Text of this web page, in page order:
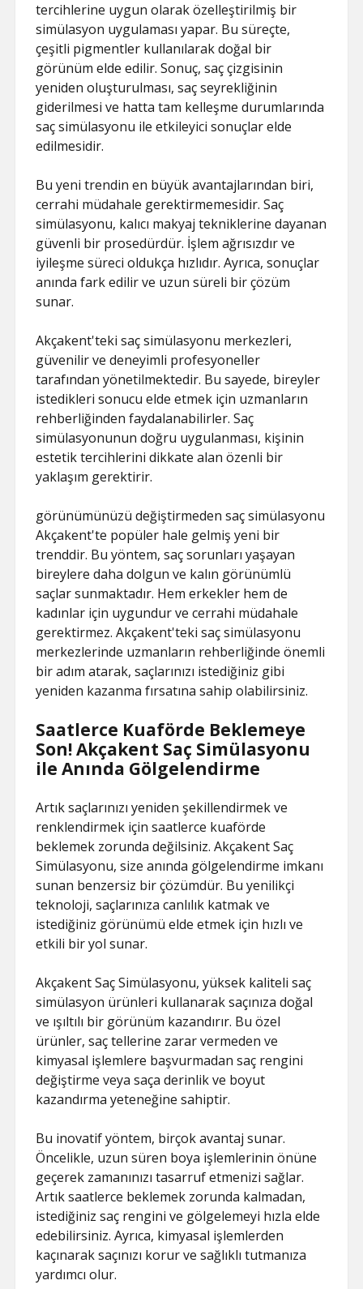
tercihlerine uygun olarak özelleştirilmiş bir
simülasyon uygulaması yapar. Bu süreçte,
çeşitli pigmentler kullanılarak doğal bir
görünüm elde edilir. Sonuç, saç çizgisinin
yeniden oluşturulması, saç seyrekliğinin
giderilmesi ve hatta tam kelleşme durumlarında
saç simülasyonu ile etkileyici sonuçlar elde
edilmesidir.
Bu yeni trendin en büyük avantajlarından biri,
cerrahi müdahale gerektirmemesidir. Saç
simülasyonu, kalıcı makyaj tekniklerine dayanan
güvenli bir prosedürdür. İşlem ağrısızdır ve
iyileşme süreci oldukça hızlıdır. Ayrıca, sonuçlar
anında fark edilir ve uzun süreli bir çözüm
sunar.
Akçakent'teki saç simülasyonu merkezleri,
güvenilir ve deneyimli profesyoneller
tarafından yönetilmektedir. Bu sayede, bireyler
istedikleri sonucu elde etmek için uzmanların
rehberliğinden faydalanabilirler. Saç
simülasyonunun doğru uygulanması, kişinin
estetik tercihlerini dikkate alan özenli bir
yaklaşım gerektirir.
görünümünüzü değiştirmeden saç simülasyonu
Akçakent'te popüler hale gelmiş yeni bir
trenddir. Bu yöntem, saç sorunları yaşayan
bireylere daha dolgun ve kalın görünümlü
saçlar sunmaktadır. Hem erkekler hem de
kadınlar için uygundur ve cerrahi müdahale
gerektirmez. Akçakent'teki saç simülasyonu
merkezlerinde uzmanların rehberliğinde önemli
bir adım atarak, saçlarınızı istediğiniz gibi
yeniden kazanma fırsatına sahip olabilirsiniz.
Saatlerce Kuaförde Beklemeye
Son! Akçakent Saç Simülasyonu
ile Anında Gölgelendirme
Artık saçlarınızı yeniden şekillendirmek ve
renklendirmek için saatlerce kuaförde
beklemek zorunda değilsiniz. Akçakent Saç
Simülasyonu, size anında gölgelendirme imkanı
sunan benzersiz bir çözümdür. Bu yenilikçi
teknoloji, saçlarınıza canlılık katmak ve
istediğiniz görünümü elde etmek için hızlı ve
etkili bir yol sunar.
Akçakent Saç Simülasyonu, yüksek kaliteli saç
simülasyon ürünleri kullanarak saçınıza doğal
ve ışıltılı bir görünüm kazandırır. Bu özel
ürünler, saç tellerine zarar vermeden ve
kimyasal işlemlere başvurmadan saç rengini
değiştirme veya saça derinlik ve boyut
kazandırma yeteneğine sahiptir.
Bu inovatif yöntem, birçok avantaj sunar.
Öncelikle, uzun süren boya işlemlerinin önüne
geçerek zamanınızı tasarruf etmenizi sağlar.
Artık saatlerce beklemek zorunda kalmadan,
istediğiniz saç rengini ve gölgelemeyi hızla elde
edebilirsiniz. Ayrıca, kimyasal işlemlerden
kaçınarak saçınızı korur ve sağlıklı tutmanıza
yardımcı olur.